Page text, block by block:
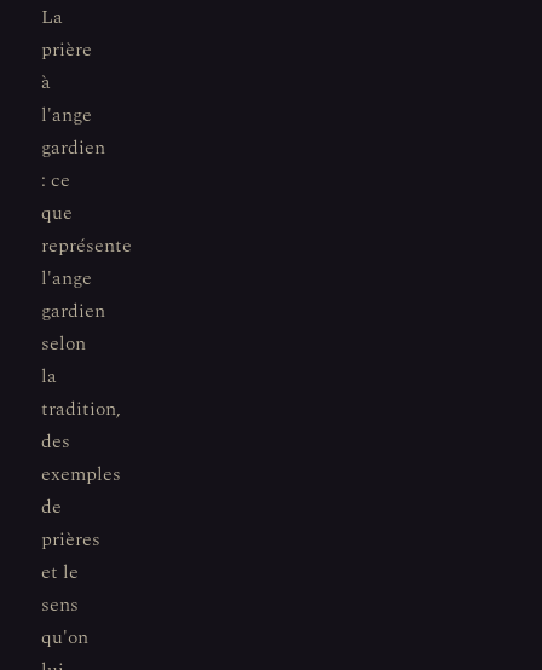
La
prière
à
l'ange
gardien
: ce
que
représente
l'ange
gardien
selon
la
tradition,
des
exemples
de
prières
et le
sens
qu'on